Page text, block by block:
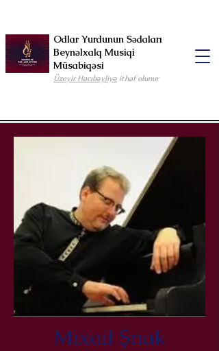
Odlar Yurdunun Sədaları
Beynəlxalq Musiqi
Müsabiqəsi
Üzeyir Hacıbəyliyə ithaf olunur
Mixail Şnak